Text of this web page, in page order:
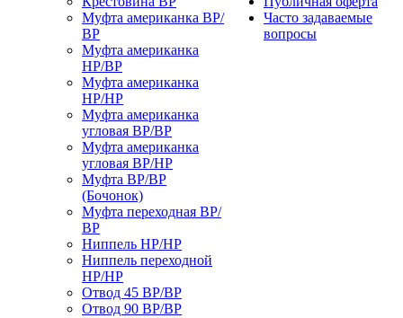
Муфта американка ВР/
ВР
Муфта американка
НР/ВР
Муфта американка
НР/НР
Муфта американка
угловая ВР/ВР
Муфта американка
угловая ВР/НР
Муфта ВР/ВР
(Бочонок)
Муфта переходная ВР/
ВР
Ниппель НР/НР
Ниппель переходной
НР/НР
Отвод 45 ВР/ВР
Отвод 90 ВР/ВР
Часто задаваемые
вопросы